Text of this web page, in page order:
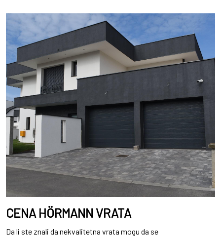
CENA HÖRMANN VRATA
Da li ste znali da nekvalitetna vrata mogu da se